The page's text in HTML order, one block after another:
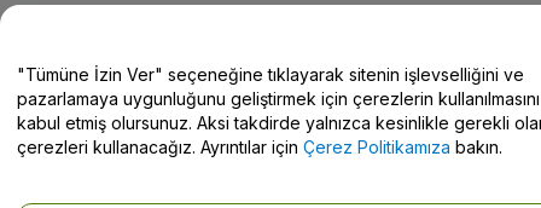
Yardım Merkezi / Bize Ulaşın
"Tümüne İzin Ver" seçeneğine tıklayarak sitenin işlevselliğini ve
pazarlamaya uygunluğunu geliştirmek için çerezlerin kullanılmasını
kabul etmiş olursunuz. Aksi takdirde yalnızca kesinlikle gerekli
çerezleri kullanacağız. Ayrıntılar için Çerez Politikamıza bakın.